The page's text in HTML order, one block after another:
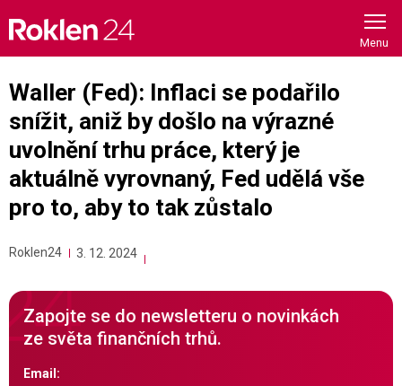
content
Waller (Fed): Inflaci se podařilo
snížit, aniž by došlo na výrazné
uvolnění trhu práce, který je
aktuálně vyrovnaný, Fed udělá vše
pro to, aby to tak zůstalo
Roklen24 3. 12. 2024
Zapojte se do newsletteru o novinkách
ze světa finančních trhů.
Email: